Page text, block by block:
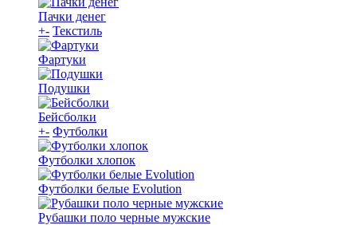
Пачки денег
+- Текстиль
Фартуки
Подушки
Бейсболки
+- Футболки
Футболки хлопок
Футболки белые Evolution
Рубашки поло черные мужские